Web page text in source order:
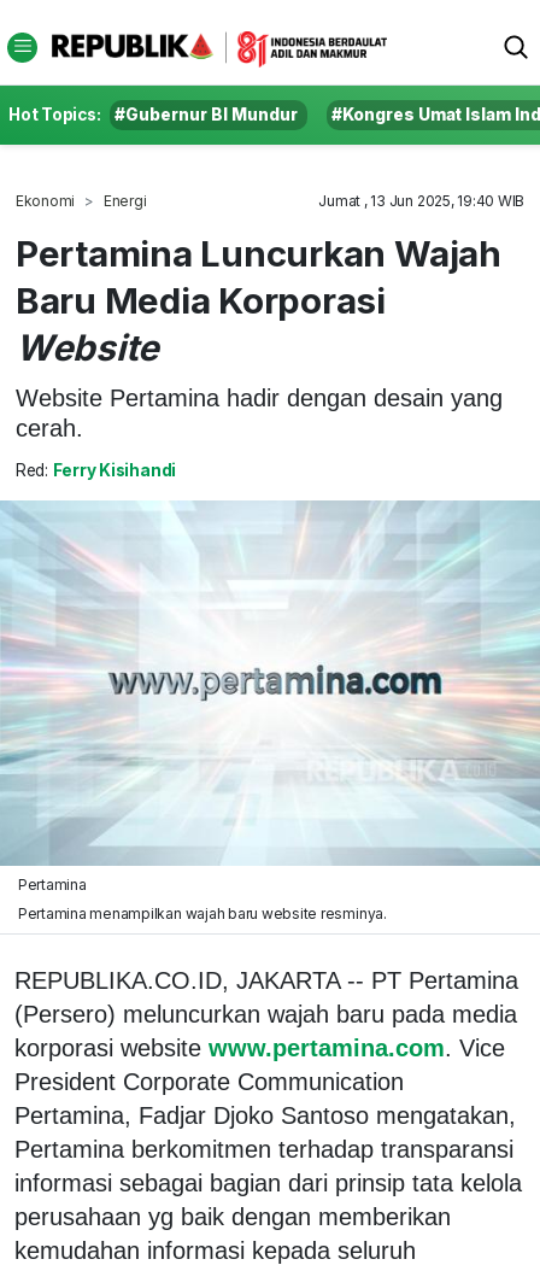
Hot Topics: #Gubernur BI Mundur #Kongres Umat Islam
Ekonomi Energi Jumat , 13 Jun 2025, 19:40 WIB
Pertamina Luncurkan Wajah
Baru Media Korporasi
Website
Website Pertamina hadir dengan desain yang
cerah.
Red: Ferry Kisihandi
Pertamina
Pertamina menampilkan wajah baru website resminya.
REPUBLIKA.CO.ID, JAKARTA -- PT Pertamina
(Persero) meluncurkan wajah baru pada media
korporasi website www.pertamina.com. Vice
President Corporate Communication
Pertamina, Fadjar Djoko Santoso mengatakan,
Pertamina berkomitmen terhadap transparansi
informasi sebagai bagian dari prinsip tata kelola
perusahaan yg baik dengan memberikan
kemudahan informasi kepada seluruh